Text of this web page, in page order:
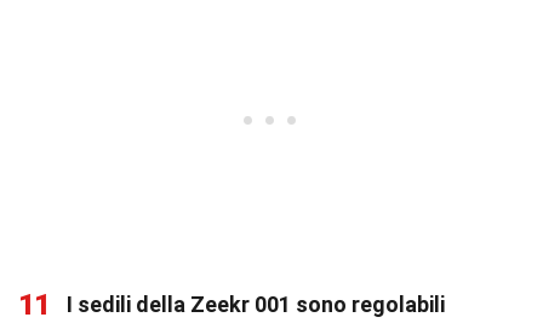
11
I sedili della Zeekr 001 sono regolabili